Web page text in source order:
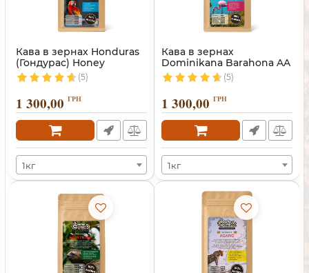
Кава в зернах Honduras
(Гондурас) Honey
(5)
1 300,00 ГРН
1кг
Кава в зернах
Dominikana Barahona AA
(Домінікана)(5)
1 300,00 ГРН
1кг